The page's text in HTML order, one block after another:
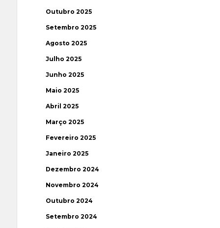
Outubro 2025
Setembro 2025
Agosto 2025
Julho 2025
Junho 2025
Maio 2025
Abril 2025
Março 2025
Fevereiro 2025
Janeiro 2025
Dezembro 2024
Novembro 2024
Outubro 2024
Setembro 2024